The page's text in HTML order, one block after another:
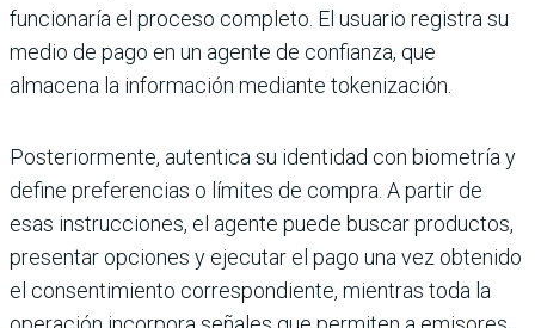
funcionaría el proceso completo. El usuario registra su
medio de pago en un agente de confianza, que
almacena la información mediante tokenización.
Posteriormente, autentica su identidad con biometría y
define preferencias o límites de compra. A partir de
esas instrucciones, el agente puede buscar productos,
presentar opciones y ejecutar el pago una vez obtenido
el consentimiento correspondiente, mientras toda la